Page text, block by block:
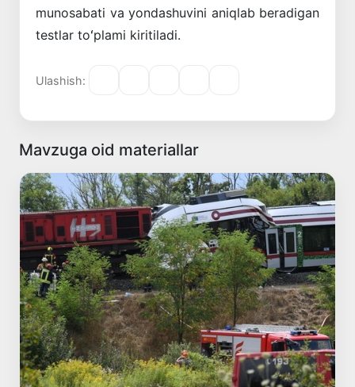
munosabati va yondashuvini aniqlab beradigan
testlar toʻplami kiritiladi.
Ulashish:
Mavzuga oid materiallar